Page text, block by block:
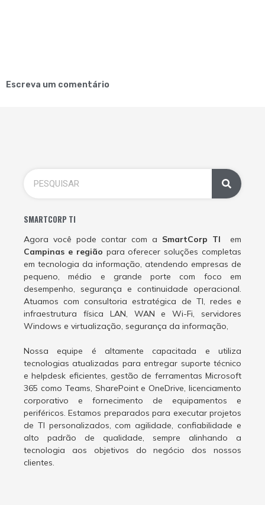
Escreva um comentário
SMARTCORP TI
Agora você pode contar com a SmartCorp TI em
Campinas e região para oferecer soluções completas
em tecnologia da informação, atendendo empresas de
pequeno, médio e grande porte com foco em
desempenho, segurança e continuidade operacional.
Atuamos com consultoria estratégica de TI, redes e
infraestrutura física LAN, WAN e Wi-Fi, servidores
Windows e virtualização, segurança da informação,
Nossa equipe é altamente capacitada e utiliza
tecnologias atualizadas para entregar suporte técnico
e helpdesk eficientes, gestão de ferramentas Microsoft
365 como Teams, SharePoint e OneDrive, licenciamento
corporativo e fornecimento de equipamentos e
periféricos. Estamos preparados para executar projetos
de TI personalizados, com agilidade, confiabilidade e
alto padrão de qualidade, sempre alinhando a
tecnologia aos objetivos do negócio dos nossos
clientes.